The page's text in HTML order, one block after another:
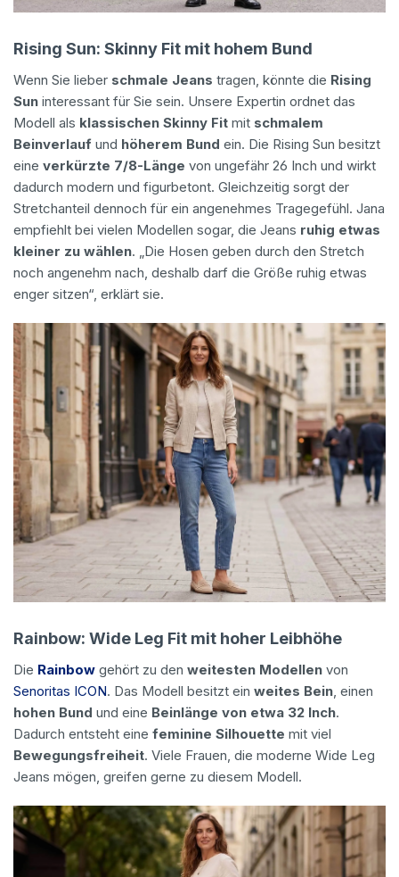
Rising Sun: Skinny Fit mit hohem Bund
Wenn Sie lieber schmale Jeans tragen, könnte die Rising
Sun interessant für Sie sein. Unsere Expertin ordnet das
Modell als klassischen Skinny Fit mit schmalem
Beinverlauf und höherem Bund ein. Die Rising Sun besitzt
eine verkürzte 7/8-Länge von ungefähr 26 Inch und wirkt
dadurch modern und figurbetont. Gleichzeitig sorgt der
Stretchanteil dennoch für ein angenehmes Tragegefühl. Jana
empfiehlt bei vielen Modellen sogar, die Jeans ruhig etwas
kleiner zu wählen. „Die Hosen geben durch den Stretch
noch angenehm nach, deshalb darf die Größe ruhig etwas
enger sitzen“, erklärt sie.
Rainbow: Wide Leg Fit mit hoher Leibhöhe
Die Rainbow gehört zu den weitesten Modellen von
Senoritas ICON. Das Modell besitzt ein weites Bein, einen
hohen Bund und eine Beinlänge von etwa 32 Inch.
Dadurch entsteht eine feminine Silhouette mit viel
Bewegungsfreiheit. Viele Frauen, die moderne Wide Leg
Jeans mögen, greifen gerne zu diesem Modell.